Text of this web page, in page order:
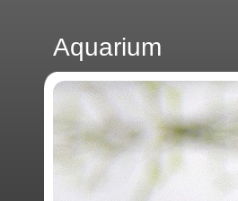
Aquarium